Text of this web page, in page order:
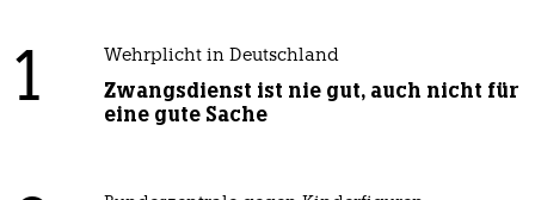
1 Wehrplicht in Deutschland
Zwangsdienst ist nie gut, auch nicht für
eine gute Sache